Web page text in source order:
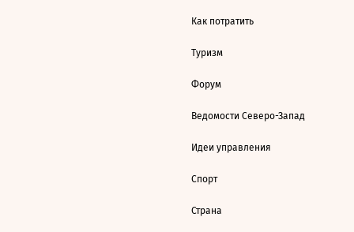
Как потратить
Туризм
Форум
Ведомости Северо-Запад
Идеи управления
Спорт
Страна